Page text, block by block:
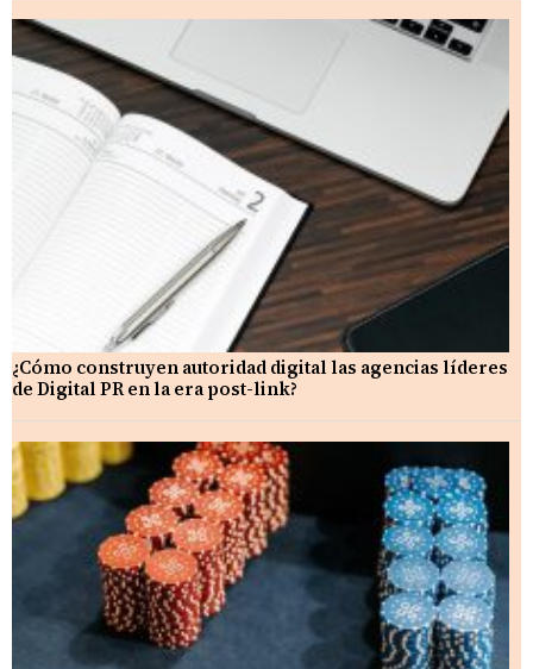
¿Cómo construyen autoridad digital las agencias líderes
de Digital PR en la era post-link?